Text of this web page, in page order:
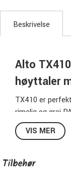
Beskrivelse
Alto
høyttaler
TX410 er
rimelig og grei
kraft til å fylle
beist pakket inn
mellomstore
VIS MER
Tilbehør